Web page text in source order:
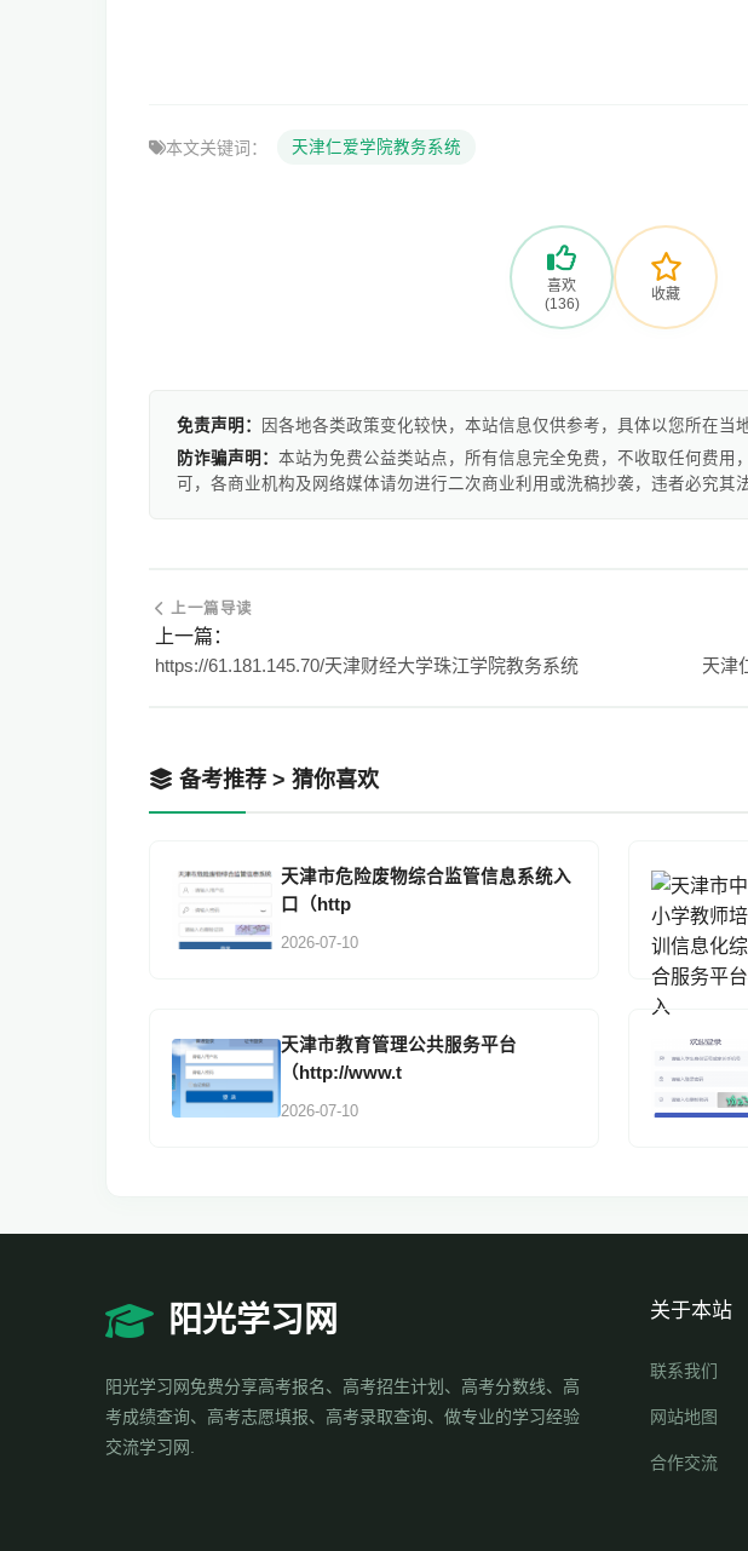
本文关键词： 天津仁爱学院教务系统
喜欢
(136)
收藏
免责声明：
因各地各类政策变化较快，本站信息仅供参考，具体以您所在当
防诈骗声明： 本站为免费公益类站点，所有信息完全免费，不收取任何费用
可，各商业机构及网络媒体请勿进行二次商业利用或洗稿抄袭，违者必究其
上一篇导读
上一篇：
https://61.181.145.70/天津财经大学珠江学院教务系统
天津
备考推荐 > 猜你喜欢
天津市危险废物综合监管信息系统入
口（http
2026-07-10
天津市教育管理公共服务平台
（http://www.t
2026-07-10
阳光学习网
阳光学习网免费分享高考报名、高考招生计划、高考分数线、高
考成绩查询、高考志愿填报、高考录取查询、做专业的学习经验
交流学习网.
关于本站
联系我们
网站地图
合作交流